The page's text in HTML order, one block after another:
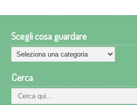
Scegli cosa guardare
Scegli
cosa
guardare
Cerca